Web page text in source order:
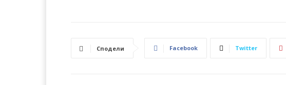
Сподели Facebook Twitter